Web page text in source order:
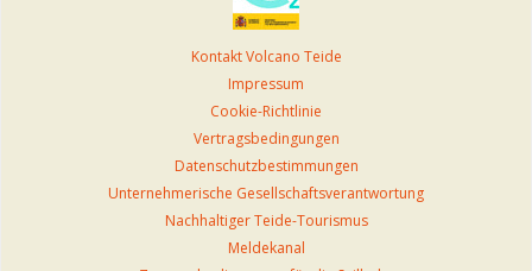
Kontakt Volcano Teide
Impressum
Cookie-Richtlinie
Vertragsbedingungen
Datenschutzbestimmungen
Unternehmerische Gesellschaftsverantwortung
Nachhaltiger Teide-Tourismus
Meldekanal